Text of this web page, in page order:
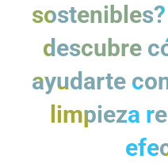
descubre
ayudarte
limpieza